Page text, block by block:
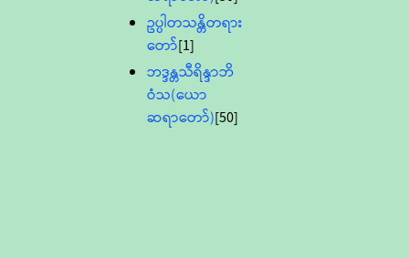
ဥပ္ပါတသန္တိတရား
တော်[1]
ဘဒ္ဒန္တသီရိန္ဒာဘိ
ဝံသ(ယော
ဆရာတော်)[50]